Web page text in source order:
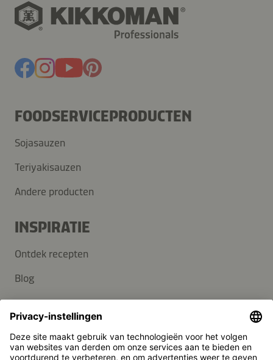
FOODSERVICEPRODUCTEN
Sojasauzen
Teriyakisauzen
Andere producten
INSPIRATIE
Ontdek recepten
Blog
SUPPORT
Contact